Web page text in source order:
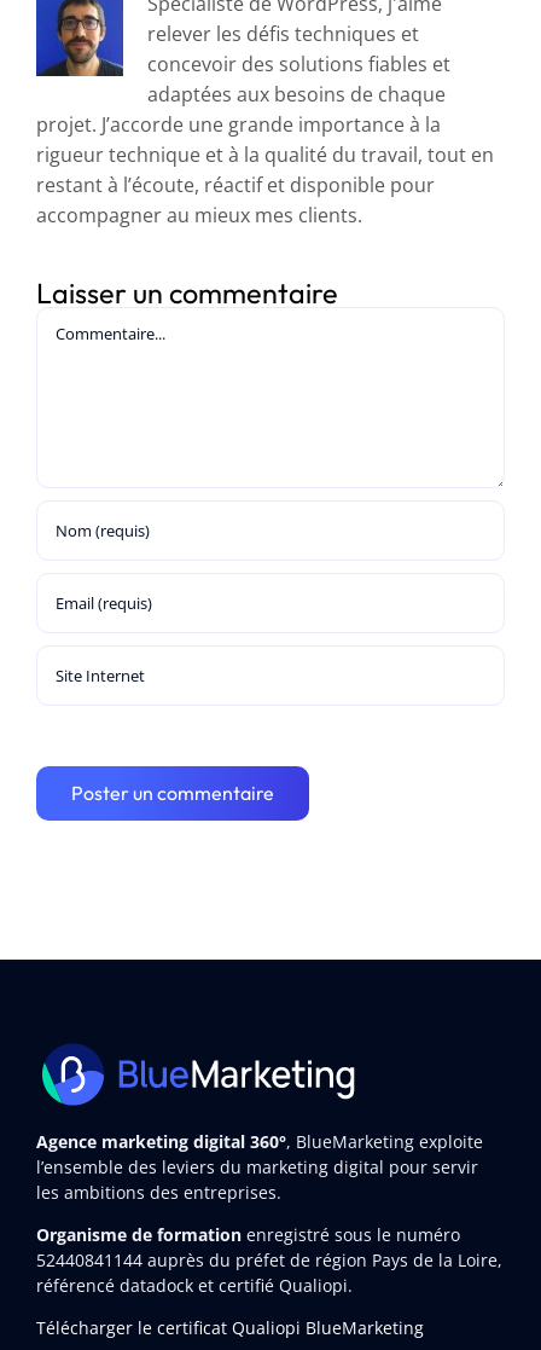
relever les défis techniques et
concevoir des solutions fiables et
adaptées aux besoins de chaque
projet. J’accorde une grande importance à la
rigueur technique et à la qualité du travail, tout en
restant à l’écoute, réactif et disponible pour
accompagner au mieux mes clients.
Laisser un commentaire
Agence marketing digital 360°, BlueMarketing exploite
l’ensemble des leviers du marketing digital pour servir
les ambitions des entreprises.
Organisme de formation enregistré sous le numéro
52440841144auprès du préfet de région Pays de la Loire,
référencé datadock et certifié Qualiopi.
Télécharger le certificat Qualiopi BlueMarketing